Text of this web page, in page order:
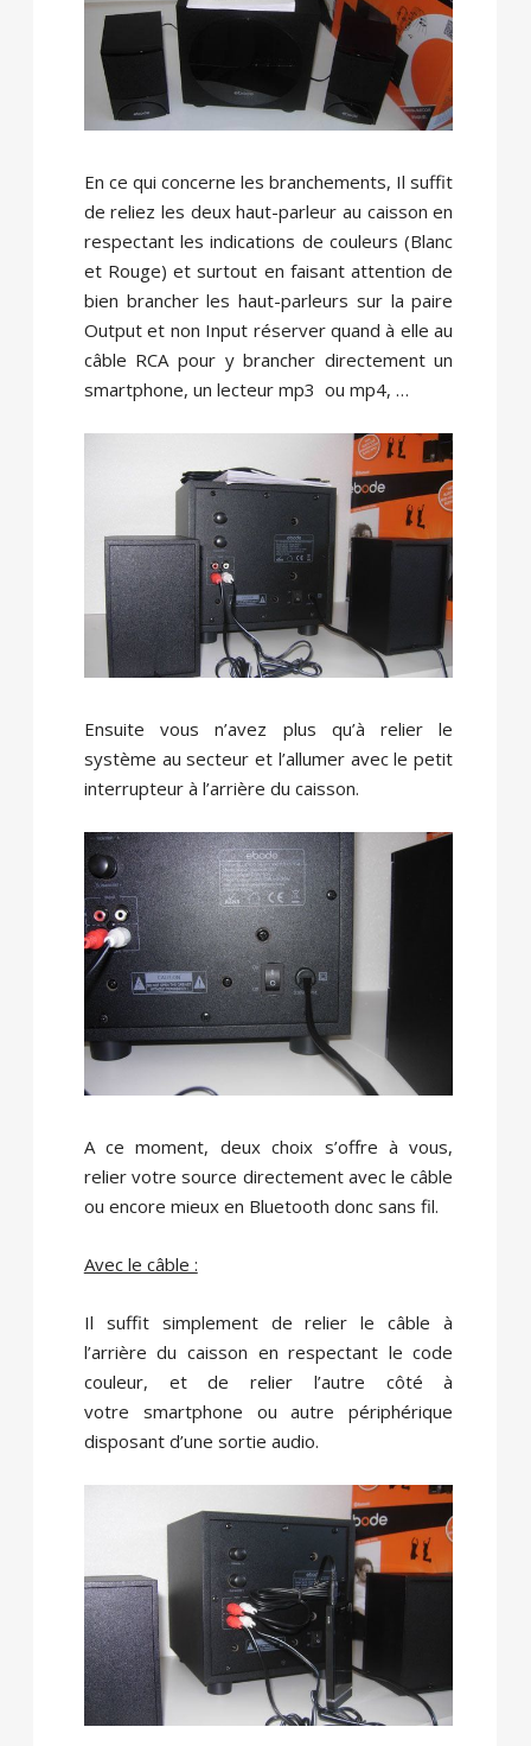
En ce qui concerne les branchements, Il suffit
de reliez les deux haut-parleur au caisson en
respectant les indications de couleurs (Blanc
et Rouge) et surtout en faisant attention de
bien brancher les haut-parleurs sur la paire
Output et non Input réserver quand à elle au
câble RCA pour y brancher directement un
smartphone, un lecteur mp3 ou mp4, …
Ensuite vous n’avez plus qu’à relier le
système au secteur et l’allumer avec le petit
interrupteur à l’arrière du caisson.
A ce moment, deux choix s’offre à vous,
relier votre source directement avec le câble
ou encore mieux en Bluetooth donc sans fil.
Avec le câble :
Il suffit simplement de relier le câble à
l’arrière du caisson en respectant le code
couleur, et de relier l’autre côté à
votre smartphone ou autre périphérique
disposant d’une sortie audio.